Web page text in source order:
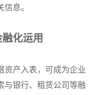
息。
化运用
资产入表，可成为企业
与银行、租赁公司等融